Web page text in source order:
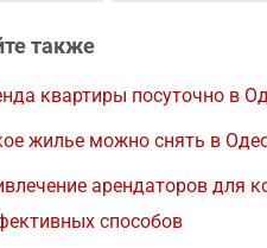
также
квартиры посуточно в
жилье можно снять в
арендаторов для
способов